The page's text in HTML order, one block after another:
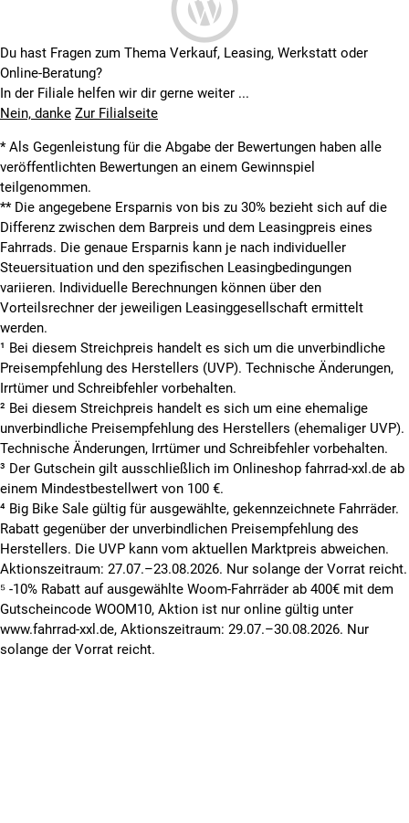
Du hast Fragen zum Thema Verkauf, Leasing, Werkstatt oder
Online-Beratung?
In der Filiale helfen wir dir gerne weiter ...
Nein, danke Zur Filialseite
* Als Gegenleistung für die Abgabe der Bewertungen haben alle
veröffentlichten Bewertungen an einem Gewinnspiel
teilgenommen.
** Die angegebene Ersparnis von bis zu 30% bezieht sich auf die
Differenz zwischen dem Barpreis und dem Leasingpreis eines
Fahrrads. Die genaue Ersparnis kann je nach individueller
Steuersituation und den spezifischen Leasingbedingungen
variieren. Individuelle Berechnungen können über den
Vorteilsrechner der jeweiligen Leasinggesellschaft ermittelt
werden.
¹ Bei diesem Streichpreis handelt es sich um die unverbindliche
Preisempfehlung des Herstellers (UVP). Technische Änderungen,
Irrtümer und Schreibfehler vorbehalten.
² Bei diesem Streichpreis handelt es sich um eine ehemalige
unverbindliche Preisempfehlung des Herstellers (ehemaliger UVP).
Technische Änderungen, Irrtümer und Schreibfehler vorbehalten.
³ Der Gutschein gilt ausschließlich im Onlineshop fahrrad-xxl.de ab
einem Mindestbestellwert von 100 €.
⁴ Big Bike Sale gültig für ausgewählte, gekennzeichnete Fahrräder.
Rabatt gegenüber der unverbindlichen Preisempfehlung des
Herstellers. Die UVP kann vom aktuellen Marktpreis abweichen.
Aktionszeitraum: 27.07.–23.08.2026. Nur solange der Vorrat reicht.
⁵ -10% Rabatt auf ausgewählte Woom-Fahrräder ab 400€ mit dem
Gutscheincode WOOM10, Aktion ist nur online gültig unter
www.fahrrad-xxl.de, Aktionszeitraum: 29.07.–30.08.2026. Nur
solange der Vorrat reicht.